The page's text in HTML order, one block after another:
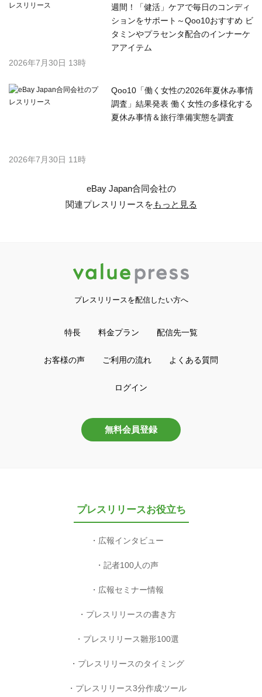
週間！「健活」ケアで毎日のコンディ
ションをサポート～Qoo10おすすめ ビ
タミンやプラセンタ配合のインナーケ
アアイテム
2026年7月30日 13時
Qoo10「働く女性の2026年夏休み事情
調査」結果発表 働く女性の多様化する
夏休み事情＆旅行準備実態を調査
2026年7月30日 11時
eBay Japan合同会社の
関連プレスリリースをもっと見る
プレスリリースを配信したい方へ
特長 料金プラン 配信先一覧
お客様の声 ご利用の流れ よくある質問
ログイン
無料会員登録
プレスリリースお役立ち
広報インタビュー
記者100人の声
広報セミナー情報
プレスリリースの書き方
プレスリリース雛形100選
プレスリリースのタイミング
プレスリリース3分作成ツール